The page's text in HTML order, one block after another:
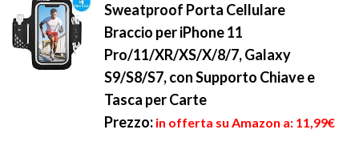
Sweatproof Porta Cellulare
Braccio per iPhone 11
Pro/11/XR/XS/X/8/7, Galaxy
S9/S8/S7, con Supporto Chiave e
Tasca per Carte
Prezzo: in offerta su Amazon a: 11,99€